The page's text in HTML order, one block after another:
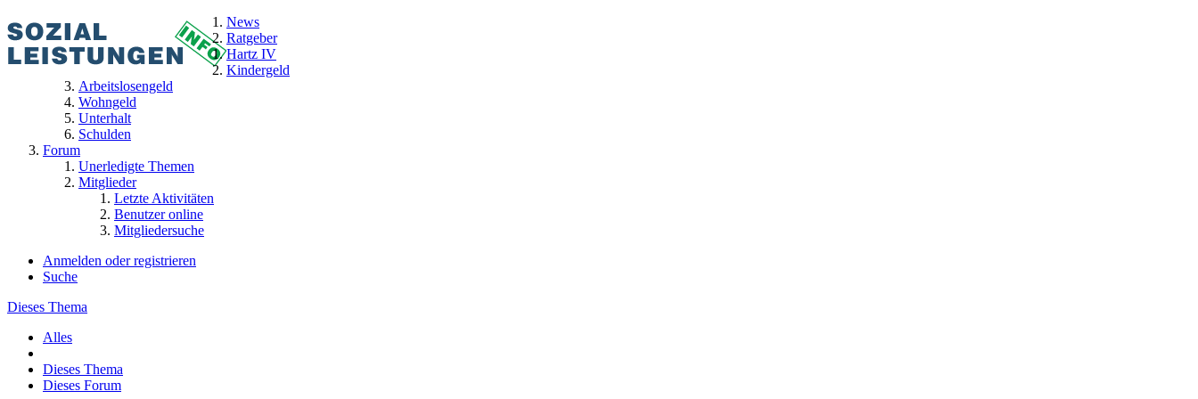
News
Ratgeber
Hartz IV
Kindergeld
Arbeitslosengeld
Wohngeld
Unterhalt
Schulden
Forum
Unerledigte Themen
Mitglieder
Letzte Aktivitäten
Benutzer online
Mitgliedersuche
Anmelden oder registrieren
Suche
Dieses Thema
Alles
Dieses Thema
Dieses Forum